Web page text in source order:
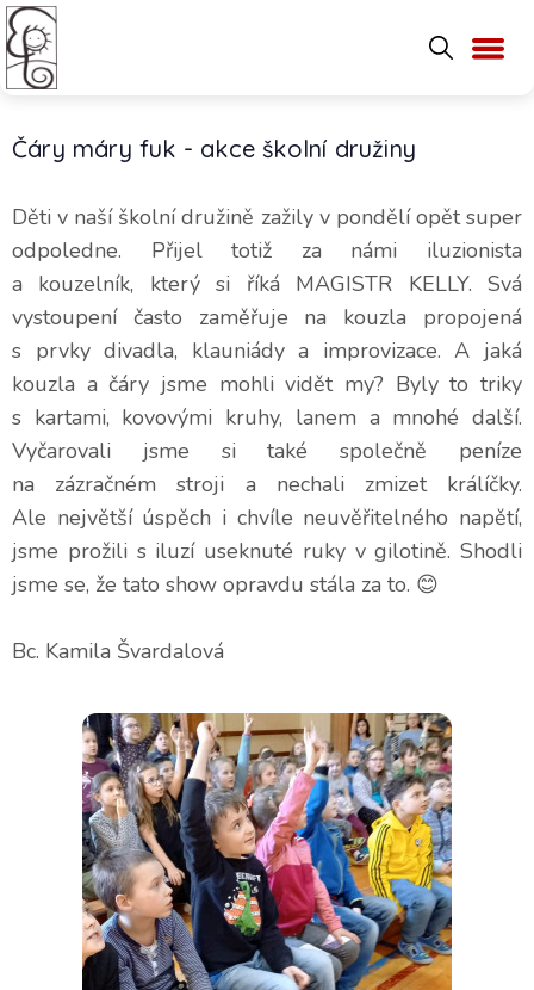
Čáry máry fuk - akce školní družiny
Děti v naší školní družině zažily v pondělí opět super
odpoledne. Přijel totiž za námi iluzionista
a kouzelník, který si říká MAGISTR KELLY. Svá
vystoupení často zaměřuje na kouzla propojená
s prvky divadla, klauniády a improvizace. A jaká
kouzla a čáry jsme mohli vidět my? Byly to triky
s kartami, kovovými kruhy, lanem a mnohé další.
Vyčarovali jsme si také společně peníze
na zázračném stroji a nechali zmizet králíčky.
Ale největší úspěch i chvíle neuvěřitelného napětí,
jsme prožili s iluzí useknuté ruky v gilotině. Shodli
jsme se, že tato show opravdu stála za to. 😊
Bc. Kamila Švardalová